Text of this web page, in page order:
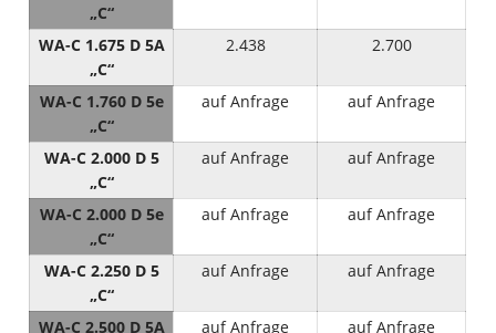
„C“
WA-C 1.675 D 5A
„C“
2.438 2.700
WA-C 1.760 D 5e
„C“
auf Anfrage auf Anfrage
WA-C 2.000 D 5
„C“
auf Anfrage auf Anfrage
WA-C 2.000 D 5e
„C“
auf Anfrage auf Anfrage
WA-C 2.250 D 5
„C“
auf Anfrage auf Anfrage
WA-C 2.500 D 5A
auf Anfrage auf Anfrage